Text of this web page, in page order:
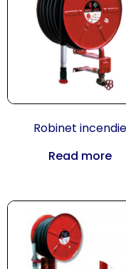
Robinet incendie
Read more